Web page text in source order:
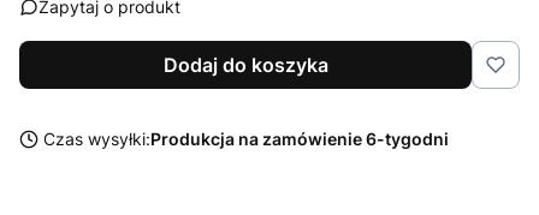
Zapytaj o produkt
Dodaj do koszyka
Czas wysyłki:Produkcja na zamówienie 6-tygodni